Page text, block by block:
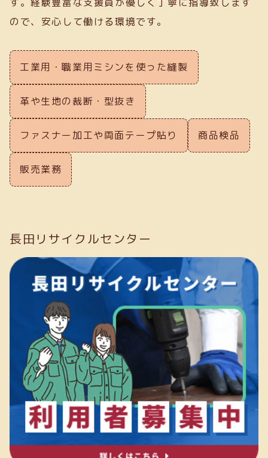
ので、安心して働ける環境です。
工業用・職業用ミシンを使った縫製
革や生地の裁断・型抜き
ファスナー加工や両面テープ貼り 商品検品
販売業務
長田リサイクルセンター